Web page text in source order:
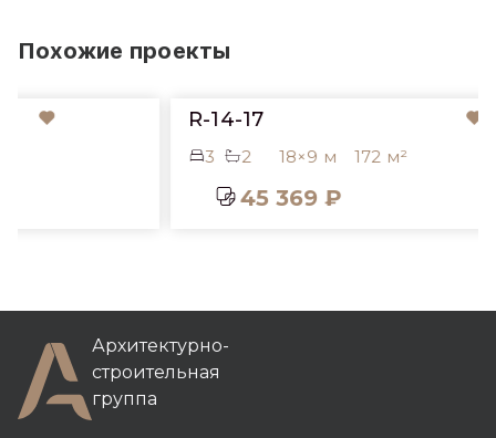
Похожие проекты
18×9 м 172 м²
45 369 ₽
Архитектурно-
строительная
группа